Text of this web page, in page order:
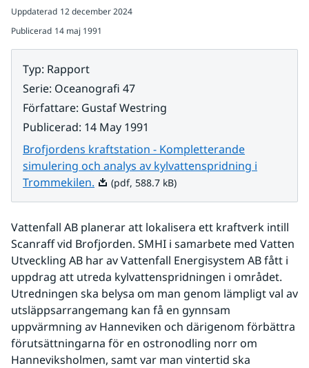
Uppdaterad 12 december 2024
Publicerad 14 maj 1991
Typ: Rapport
Serie: Oceanografi 47
Författare: Gustaf Westring
Publicerad: 14 May 1991
Brofjordens kraftstation - Kompletterande
simulering och analys av kylvattenspridning i
Trommekilen. Pdf, 588.7 kB.
(pdf, 588.7 kB)
Vattenfall AB planerar att lokalisera ett kraftverk intill
Scanraff vid Brofjorden. SMHI i samarbete med Vatten
Utveckling AB har av Vattenfall Energisystem AB fått i
uppdrag att utreda kylvattenspridningen i området.
Utredningen ska belysa om man genom lämpligt val av
utsläppsarrangemang kan få en gynnsam
uppvärmning av Hanneviken och därigenom förbättra
förutsättningarna för en ostronodling norr om
Hanneviksholmen, samt var man vintertid ska